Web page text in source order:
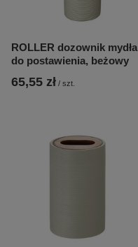
ROLLER dozownik mydła
do postawienia, beżowy
65,55 zł / szt.